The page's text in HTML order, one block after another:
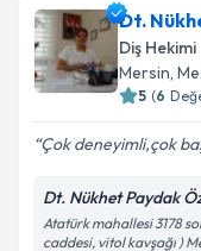
Uzm. Dr. Dt.
oluşturun. Size
takvim
Kişisel
Dt.
Diş Hekimi
Mersin,
5 (6
Çok deneyimli,çok
Dt. Nükhet Paydak
Atatürk mahallesi 3178
caddesi, vitol kavşağı )